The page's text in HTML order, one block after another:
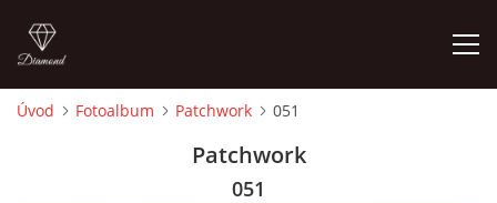
Úvod Fotoalbum Patchwork 051
Patchwork
051